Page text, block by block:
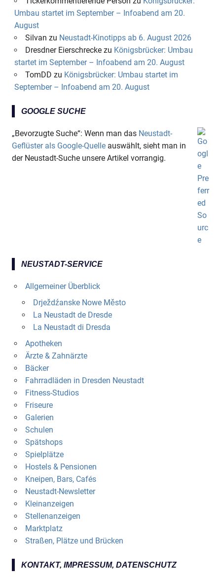
Umbau startet im September – Infoabend am 20.
August
Silvan zu Neustadt-Kinotipps ab 6. August 2026
Dresdner Eierschreckezu Königsbrücker: Umbau
startet im September – Infoabend am 20. August
TomDD zu Königsbrücker: Umbau startet im
September – Infoabend am 20. August
GOOGLE SUCHE
„Bevorzugte Suche“: Wenn man das Neustadt-
Geflüster als Google-Quelle auswählt, sieht man in
der Neustadt-Suche unsere Artikel vorrangig.
NEUSTADT-SERVICE
Allgemeiner Überblick
Drježdźanske Nowe Město
La Neustadt de Dresde
La Neustadt di Dresda
Apotheken
Ärzte & Zahnärzte
Bäcker
Fahrradläden in Dresden Neustadt
Fitness-Studios
Friseure
Galerien
Schulen
Spätshops
Spielplätze
Hostels & Pensionen
Kneipen, Bars, Cafés
Neustadt-Newsletter
Kleinanzeigen
Stellenanzeigen
Marktplatz
Straßen, Plätze und Brücken
KONTAKT, IMPRESSUM, DATENSCHUTZ